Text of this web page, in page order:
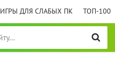
ИГРЫ ДЛЯ СЛАБЫХ ПК ТОП-100